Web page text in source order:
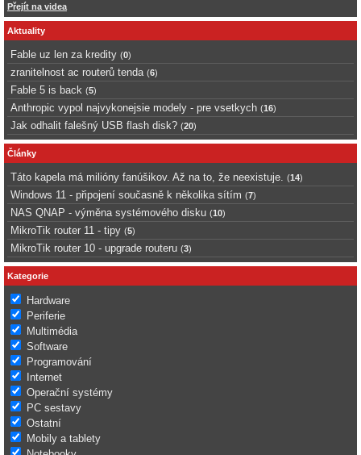
Přejít na videa
Aktuality
Fable uz len za kredity (0)
zranitelnost ac routerů tenda (6)
Fable 5 is back (5)
Anthropic vypol najvykonejsie modely - pre vsetkych (16)
Jak odhalit falešný USB flash disk? (20)
Články
Táto kapela má milióny fanúšikov. Až na to, že neexistuje. (14)
Windows 11 - připojení současně k několika sítím (7)
NAS QNAP - výměna systémového disku (10)
MikroTik router 11 - tipy (5)
MikroTik router 10 - upgrade routeru (3)
Kategorie
Hardware
Periferie
Multimédia
Software
Programování
Internet
Operační systémy
PC sestavy
Ostatní
Mobily a tablety